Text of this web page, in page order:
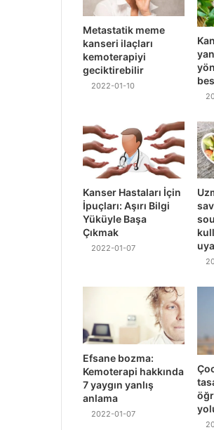
Metastatik meme
kanseri ilaçları
kemoterapiyi
geciktirebilir
2022-01-10
Kanser Hastaları İçin
İpuçları: Aşırı Bilgi
Yüküyle Başa
Çıkmak
2022-01-07
Efsane bozma:
Kemoterapi hakkında
7 yaygın yanlış
anlama
2022-01-07